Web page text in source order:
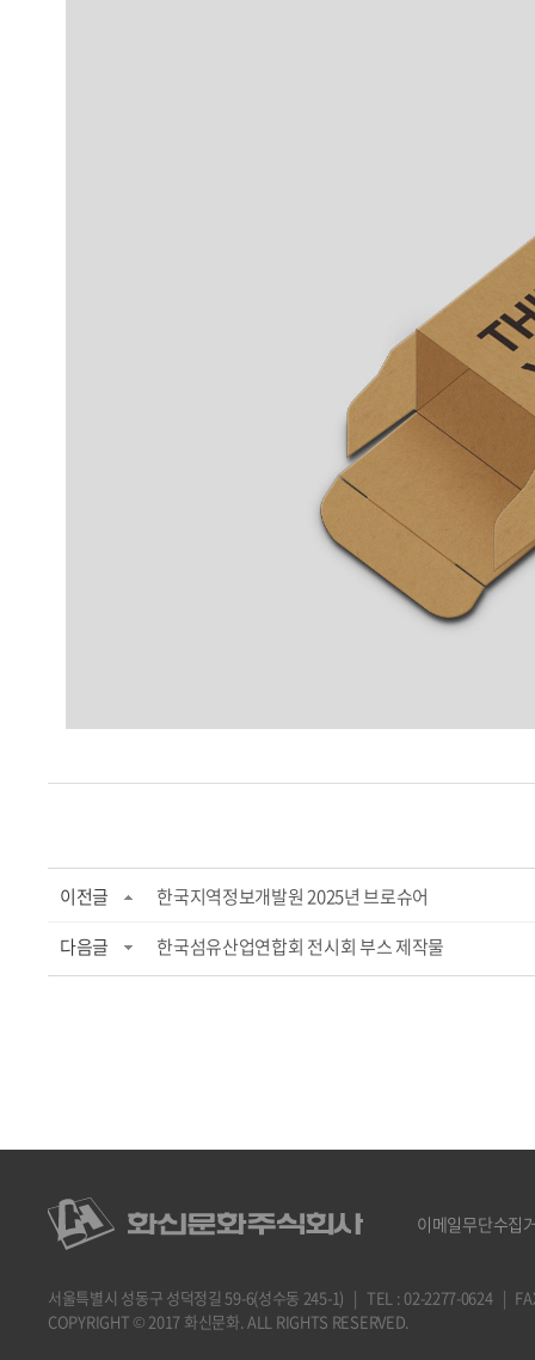
이전글
한국지역정보개발원 2025년 브로슈어
다음글
한국섬유산업연합회 전시회 부스 제작물
이메일무단수집
서울특별시 성동구 성덕정길 59-6(성수동 245-1) | TEL : 02-2277-0624
COPYRIGHT © 2017 화신문화. ALL RIGHTS RESERVED.